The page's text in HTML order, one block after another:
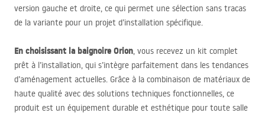
version gauche et droite, ce qui permet une sélection sans tracas
de la variante pour un projet d’installation spécifique.
En choisissant la baignoire Orion, vous recevez un kit complet
prêt à l’installation, qui s’intègre parfaitement dans les tendances
d’aménagement actuelles. Grâce à la combinaison de matériaux de
haute qualité avec des solutions techniques fonctionnelles, ce
produit est un équipement durable et esthétique pour toute salle